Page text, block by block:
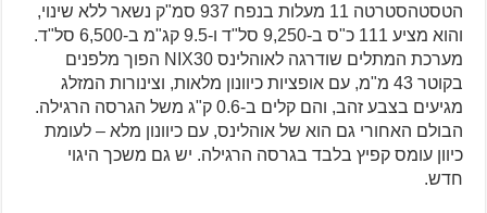
הטסטהסטרטה 11 מעלות בנפח 937 סמ"ק נשאר ללא שינוי,
והוא מציע 111 כ"ס ב-9,250 סל"ד ו-9.5 קג"מ ב-6,500 סל"ד.
מערכת המתלים שודרגה לאוהלינס NIX30 הפוך מלפנים
בקוטר 43 מ"מ, עם אופציות כיוונון מלאות, וצינורות המזלג
מגיעים בצבע זהב, והם קלים ב-0.6 ק"ג משל הגרסה הרגילה.
הבולם האחורי גם הוא של אוהלינס, עם כיוונון מלא – לעומת
כיוון עומס קפיץ בלבד בגרסה הרגילה. יש גם משכך היגוי
חדש.